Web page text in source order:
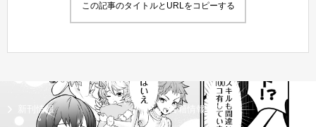
この記事のタイトルとURLをコピーする
新刊情報 書籍情報一覧